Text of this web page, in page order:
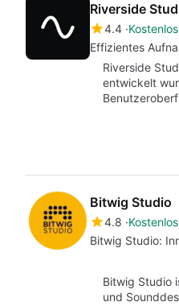
Riverside
4.4 Kostenlos
Effizientes
Riverside
entwickelt
Bitwig Studio
4.8 Kostenlos
Bitwig Studio:
Bitwig Studio
und